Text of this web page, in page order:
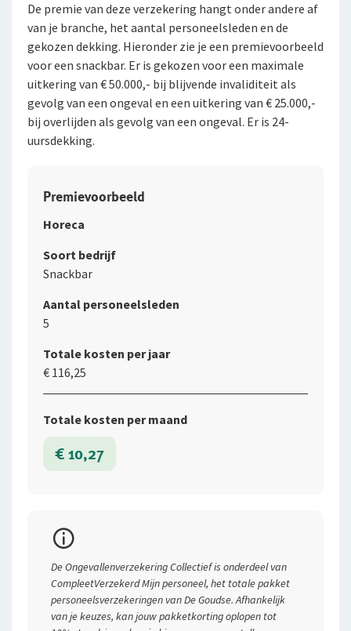
De premie van deze verzekering hangt onder andere af
van je branche, het aantal personeelsleden en de
gekozen dekking. Hieronder zie je een premievoorbeeld
voor een snackbar. Er is gekozen voor een maximale
uitkering van € 50.000,- bij blijvende invaliditeit als
gevolg van een ongeval en een uitkering van € 25.000,-
bij overlijden als gevolg van een ongeval. Er is 24-
uursdekking.
Premievoorbeeld
Horeca
Soort bedrijf
Snackbar
Aantal personeelsleden
5
Totale kosten per jaar
€ 116,25
Totale kosten per maand
€ 10,27
Premievoorbeeld
Soort bedrijf
Aantal personeelsleden
De Ongevallenverzekering Collectief is onderdeel van
CompleetVerzekerd Mijn personeel, het totale pakket
personeelsverzekeringen van De Goudse. Afhankelijk
van je keuzes, kan jouw pakketkorting oplopen tot